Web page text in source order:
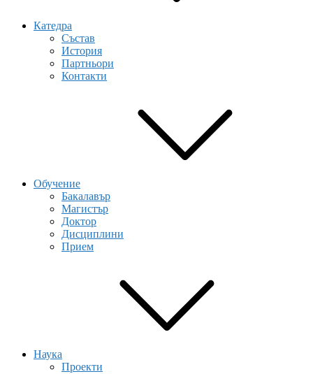
Катедра
Състав
История
Партньори
Контакти
Обучение
Бакалавър
Магистър
Доктор
Дисциплини
Прием
Наука
Проекти